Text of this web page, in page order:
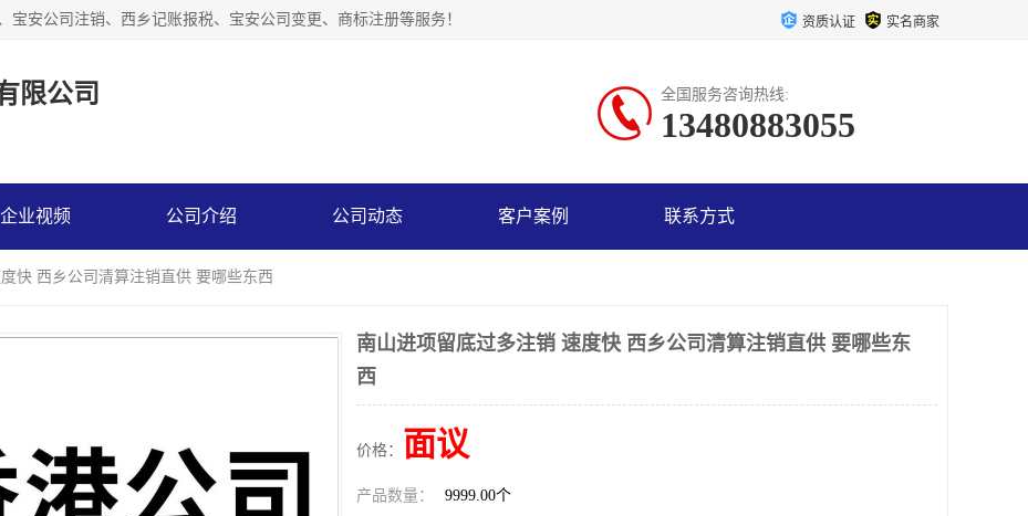
宝安公司注销、西乡记账报税、宝安公司变更、商标注册等服务！ 资质认证 实名商家
限公司 全国服务咨询热线:
13480883055
企业视频 公司介绍 公司动态 客户案例 联系方式
快 西乡公司清算注销直供 要哪些东西
南山进项留底过多注销 速度快 西乡公司清算注销直供 要哪些东
西
价格： 面议
产品数量： 9999.00个